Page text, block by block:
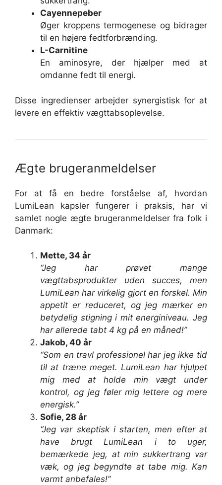
Cayennepeber
Øger kroppens termogenese og bidrager
til en højere fedtforbrænding.
L-Carnitine
En aminosyre, der hjælper med at
omdanne fedt til energi.
Disse ingredienser arbejder synergistisk for at
levere en effektiv vægttabsoplevelse.
Ægte brugeranmeldelser
For at få en bedre forståelse af, hvordan
LumiLean kapsler fungerer i praksis, har vi
samlet nogle ægte brugeranmeldelser fra folk i
Danmark:
Mette, 34 år
“Jeg har prøvet mange
vægttabsprodukter uden succes, men
LumiLean har virkelig gjort en forskel. Min
appetit er reduceret, og jeg mærker en
betydelig stigning i mit energiniveau. Jeg
har allerede tabt 4 kg på en måned!”
Jakob, 40 år
“Som en travl professionel har jeg ikke tid
til at træne meget. LumiLean har hjulpet
mig med at holde min vægt under
kontrol, og jeg føler mig lettere og mere
energisk.”
Sofie, 28 år
“Jeg var skeptisk i starten, men efter at
have brugt LumiLean i to uger,
bemærkede jeg, at min sukkertrang var
væk, og jeg begyndte at tabe mig. Kan
varmt anbefales!”